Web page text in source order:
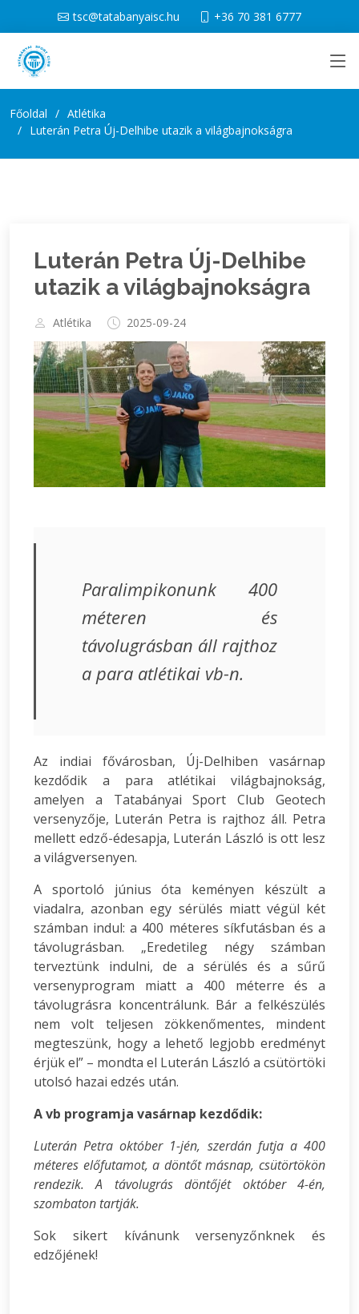
tsc@tatabanyaisc.hu +36 70 381 6777
Főoldal
Atlétika
Luterán Petra Új-Delhibe utazik a világbajnokságra
Luterán Petra Új-Delhibe
utazik a világbajnokságra
Atlétika 2025-09-24
Paralimpikonunk 400
méteren és
távolugrásban áll rajthoz
a para atlétikai vb-n.
Az indiai fővárosban, Új-Delhiben vasárnap
kezdődik a para atlétikai világbajnokság,
amelyen a Tatabányai Sport Club Geotech
versenyzője, Luterán Petra is rajthoz áll. Petra
mellett edző-édesapja, Luterán László is ott lesz
a világversenyen.
A sportoló június óta keményen készült a
viadalra, azonban egy sérülés miatt végül két
számban indul: a 400 méteres síkfutásban és a
távolugrásban. „Eredetileg négy számban
terveztünk indulni, de a sérülés és a sűrű
versenyprogram miatt a 400 méterre és a
távolugrásra koncentrálunk. Bár a felkészülés
nem volt teljesen zökkenőmentes, mindent
megteszünk, hogy a lehető legjobb eredményt
érjük el” – mondta el Luterán László a csütörtöki
utolsó hazai edzés után.
A vb programja vasárnap kezdődik:
Luterán Petra október 1-jén, szerdán futja a 400
méteres előfutamot, a döntőt másnap, csütörtökön
rendezik. A távolugrás döntőjét október 4-én,
szombaton tartják.
Sok sikert kívánunk versenyzőnknek és
edzőjének!